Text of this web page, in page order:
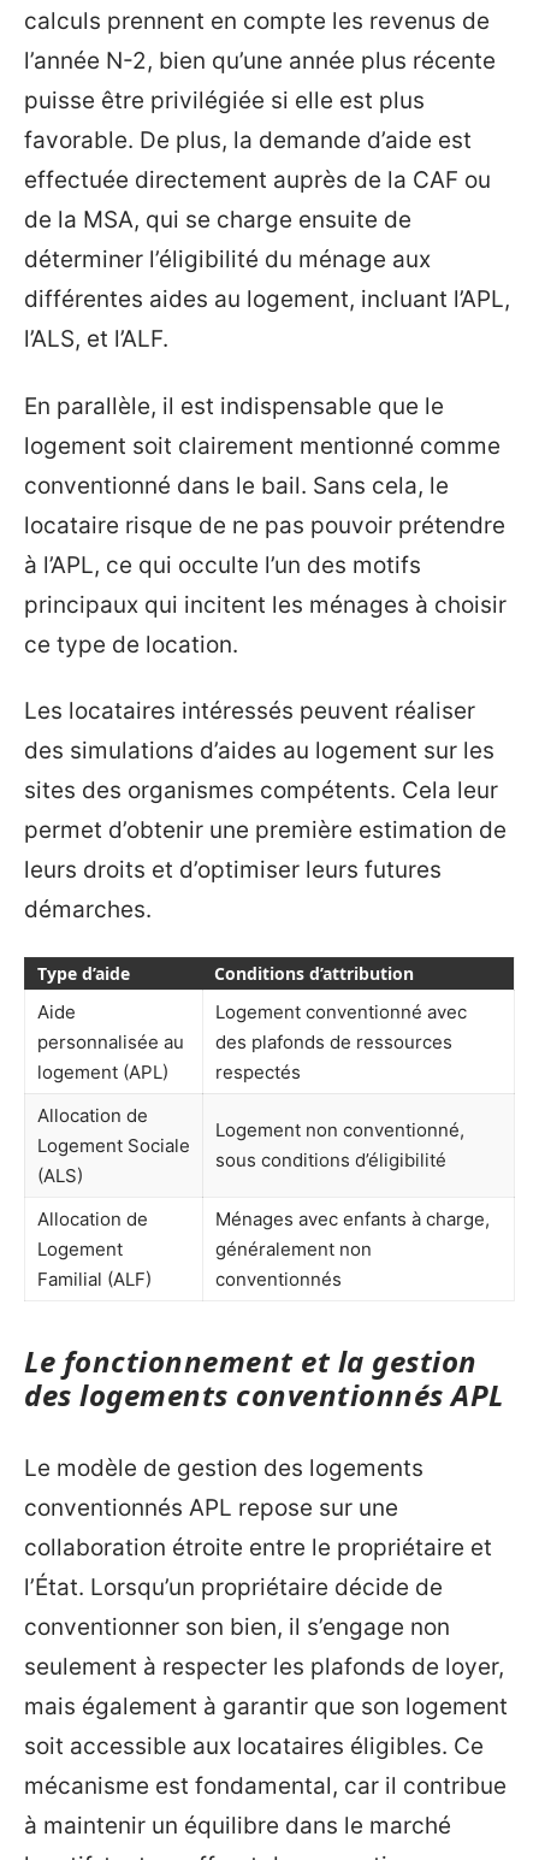
calculs prennent en compte les revenus de
l’année N-2, bien qu’une année plus récente
puisse être privilégiée si elle est plus
favorable. De plus, la demande d’aide est
effectuée directement auprès de la CAF ou
de la MSA, qui se charge ensuite de
déterminer l’éligibilité du ménage aux
différentes aides au logement, incluant l’APL,
l’ALS, et l’ALF.
En parallèle, il est indispensable que le
logement soit clairement mentionné comme
conventionné dans le bail. Sans cela, le
locataire risque de ne pas pouvoir prétendre
à l’APL, ce qui occulte l’un des motifs
principaux qui incitent les ménages à choisir
ce type de location.
Les locataires intéressés peuvent réaliser
des simulations d’aides au logement sur les
sites des organismes compétents. Cela leur
permet d’obtenir une première estimation de
leurs droits et d’optimiser leurs futures
démarches.
Type d’aide
Conditions d’attribution
Aide
personnalisée au
logement (APL)
Logement conventionné avec
des plafonds de ressources
respectés
Allocation de
Logement Sociale
(ALS)
Logement non conventionné,
sous conditions d’éligibilité
Allocation de
Logement
Familial (ALF)
Ménages avec enfants à charge,
généralement non
conventionnés
Le fonctionnement et la gestion
des logements conventionnés APL
Le modèle de gestion des logements
conventionnés APL repose sur une
collaboration étroite entre le propriétaire et
l’État. Lorsqu’un propriétaire décide de
conventionner son bien, il s’engage non
seulement à respecter les plafonds de loyer,
mais également à garantir que son logement
soit accessible aux locataires éligibles. Ce
mécanisme est fondamental, car il contribue
à maintenir un équilibre dans le marché